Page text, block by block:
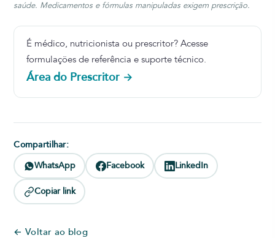
saúde. Medicamentos e fórmulas manipuladas exigem prescrição.
É médico, nutricionista ou prescritor? Acesse
formulações de referência e suporte técnico.
Área do Prescritor →
Compartilhar:
WhatsApp Facebook LinkedIn
Copiar link
← Voltar ao blog